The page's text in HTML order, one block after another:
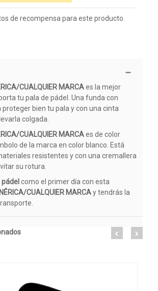
de recompensa para este producto.
CUALQUIER MARCAes la mejor
tu pala de pádel. Una funda con
bien tu pala y con una cinta
colgada.
CUALQUIER MARCAes de color
de la marca en color blanco. Está
resistentes y con una cremallera
su rotura.
pádelcomo el primer día con esta
CUALQUIER MARCAy tendrás la